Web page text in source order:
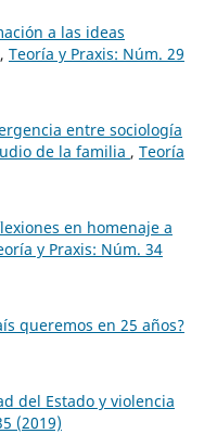
a las ideas
, Teoría y Praxis: Núm. 29
entre sociología
de la familia , Teoría
en homenaje a
y Praxis: Núm. 34
queremos en 25 años?
del Estado y violencia
(2019)